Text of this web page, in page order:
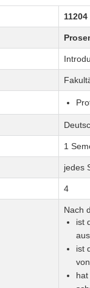
11204
1
jedes
4
Nach
ist
ist